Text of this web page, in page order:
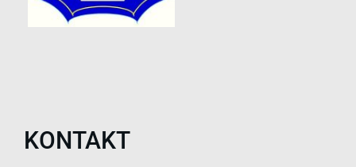
KONTAKT